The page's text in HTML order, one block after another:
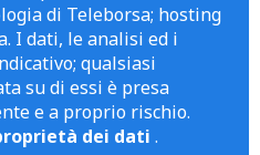
di Teleborsa; hosting
I dati, le analisi ed i
qualsiasi
su di essi è presa
e a proprio rischio.
dei dati .